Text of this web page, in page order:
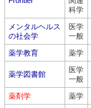
科学
メンタルヘルス
の社会学
医学
一般
薬学教育 薬学
薬学図書館
医学
一般
薬剤学 薬学